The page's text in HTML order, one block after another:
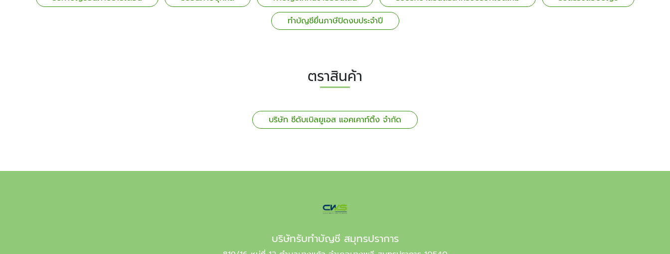
ทำบัญชียื่นภาษีปิดงบประจำปี
ตราสินค้า
บริษัท ซีดับเบิลยูเอส แอคเคาท์ติ้ง จำกัด
บริษัทรับทำบัญชี สมุทรปราการ